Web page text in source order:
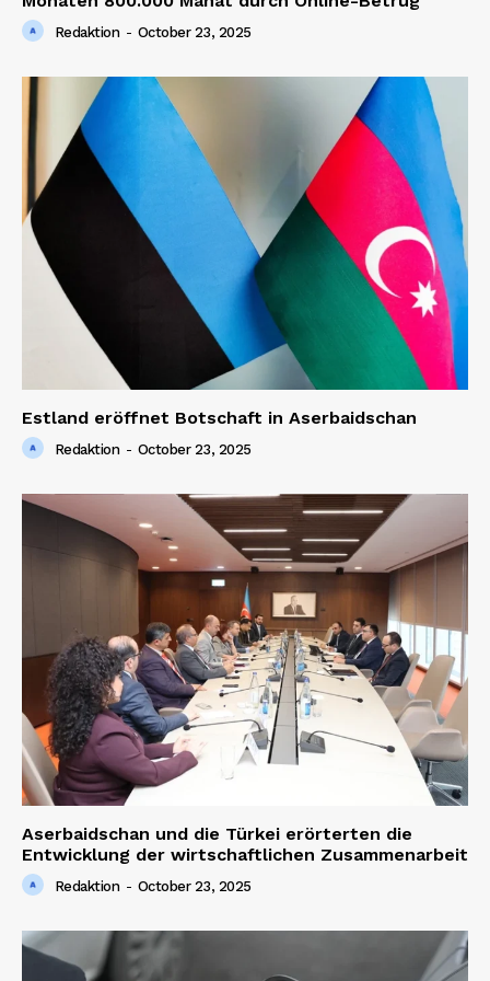
News Week
Magazine PRO
Redaktion - October 23, 2025
Estland eröffnet Botschaft in Aserbaidschan
Redaktion - October 23, 2025
Aserbaidschan und die Türkei erörterten die
Entwicklung der wirtschaftlichen Zusammenarbeit
Redaktion - October 23, 2025